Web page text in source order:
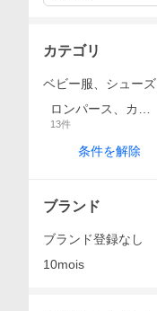
カテゴリ
ベビー服、シューズ
ロンパース、カバ
ーオール
13件
条件を解除
ブランド
ブランド登録なし
10mois